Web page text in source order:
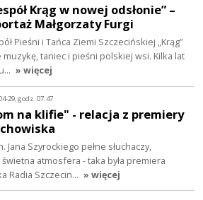
Krąg w nowej odsłonie” –
Małgorzaty Furgi
Pieśni i Tańca Ziemi Szczecińskiej „Krąg”
taniec i pieśni polskiej wsi. Kilka lat
» więcej
29, godz. 07:47
na klifie" - relacja z premiery
Jana Szyrockiego pełne słuchaczy,
atmosfera - taka była premiera
Radia Szczecin… » więcej